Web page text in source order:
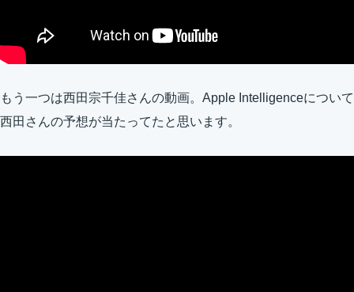
もう一つは西田宗千佳さんの動画。Apple Intelligenceについて
西田さんの予想が当たってたと思います。